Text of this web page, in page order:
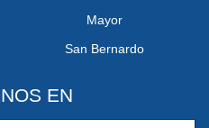
Mayor
San Bernardo
EN